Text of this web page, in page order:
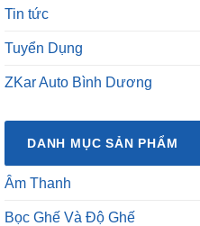
Tin tức
Tuyển Dụng
ZKar Auto Bình Dương
DANH MỤC SẢN PHẨM
Âm Thanh
Bọc Ghế Và Độ Ghế